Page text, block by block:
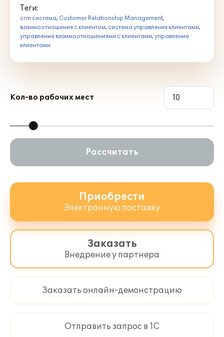
Теги:
crm система, Customer Relationship Management,
взаимоотношения с клиентом, система управления клиентами,
управление взаимоотношениями с клиентами, управление
клиентами
Кол-во рабочих мест
Рассчитать
Приобрести
Электронную поставку
Заказать
Внедрение у партнера
Заказать онлайн-демонстрацию
Отправить запрос в 1С